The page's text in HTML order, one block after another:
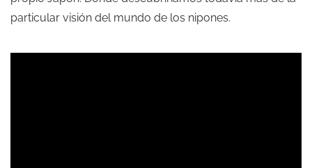
particular visión del mundo de los nipones.